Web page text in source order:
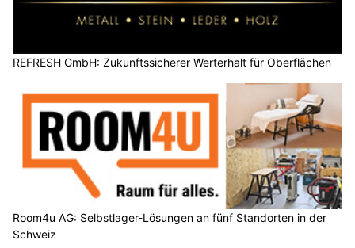
REFRESH GmbH: Zukunftssicherer Werterhalt für Oberflächen
Room4u AG: Selbstlager-Lösungen an fünf Standorten in der
Schweiz